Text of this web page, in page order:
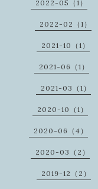
2022-05（1）
2022-02（1）
2021-10（1）
2021-06（1）
2021-03（1）
2020-10（1）
2020-06（4）
2020-03（2）
2019-12（2）